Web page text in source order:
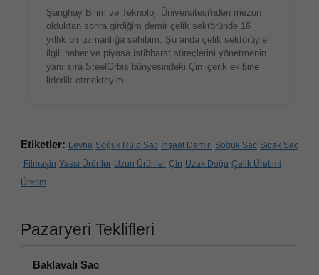
Şanghay Bilim ve Teknoloji Üniversitesi'nden mezun
olduktan sonra girdiğim demir çelik sektöründe 16
yıllık bir uzmanlığa sahibim. Şu anda çelik sektörüyle
ilgili haber ve piyasa istihbarat süreçlerini yönetmenin
yanı sıra SteelOrbis bünyesindeki Çin içerik ekibine
liderlik etmekteyim.
Etiketler: Levha Soğuk Rulo Sac İnşaat Demiri Soğuk Sac Sıcak Sac
Filmaşin Yassı Ürünler Uzun Ürünler Çin Uzak Doğu Çelik Üretimi
Üretim
Pazaryeri Teklifleri
Baklavalı Sac